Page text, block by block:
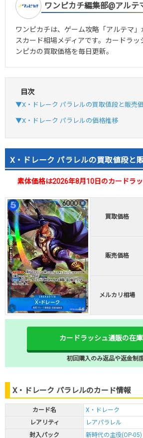
ワンピカチ編集部@アルテ
ワンピカチは、ゲーム攻略「アルテマ
スカード相場メディアです。カードラッ
ンピカの買取価格を毎日更新。
目次
▼X・ドレーク パラレルの買取値段と販売
▼X・ドレーク パラレルの価格推移
X・ドレーク パラレルの買取値段と
素体価格は2026年8月10日のカードラ
買取価格
販売価格
メルカリ相場
カードラッシュ通販の在
初回購入のみ返品や返金制
X・ドレーク パラレルのカード情報
カード名
X・ドレーク
レアリティ
レアパラレル
封入パック
新時代の主役(OP-05)